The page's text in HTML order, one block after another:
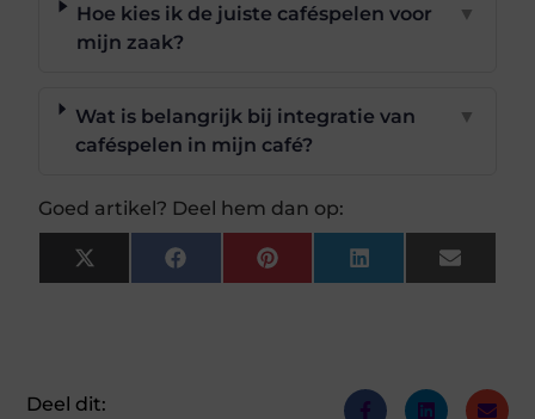
Hoe kies ik de juiste caféspelen voor
mijn zaak?
▼
Wat is belangrijk bij integratie van
caféspelen in mijn café?
▼
Goed artikel? Deel hem dan op:
X
(Twitter)
FacebookPinterestLinkedInEmail
Deel dit: